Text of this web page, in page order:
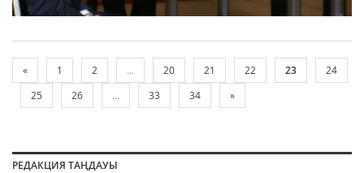
« 1 2 ... 20 21 22 23
24
25
26 ... 33 34 »
РЕДАКЦИЯ ТАҢДАУЫ